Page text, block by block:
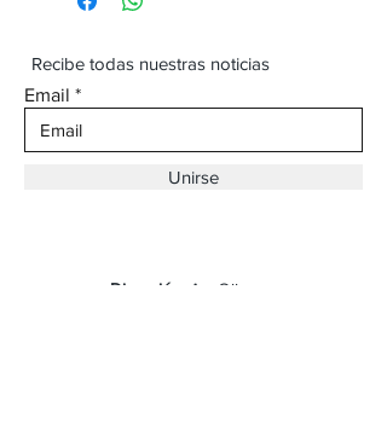
Recibe todas nuestras noticias
Email
Unirse
Dirección:
Av. Ojinaga,